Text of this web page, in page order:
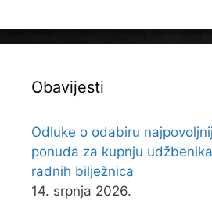
Obavijesti
Odluke o odabiru
ponuda za kupnju
radnih bilježnica
14. srpnja 2026.